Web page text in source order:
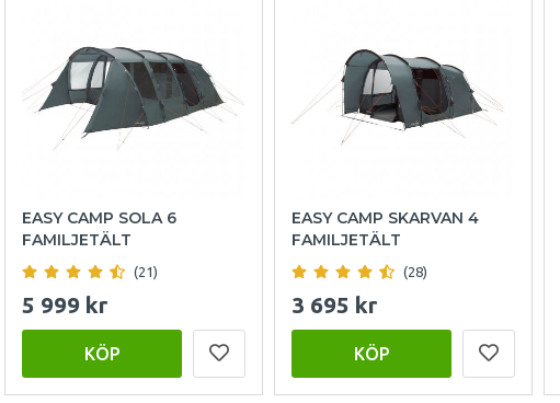
EASY CAMP SOLA 6
FAMILJETÄLT
(21)
5 999 kr
KÖP
EASY CAMP SKARVAN 4
FAMILJETÄLT
(28)
3 695 kr
KÖP